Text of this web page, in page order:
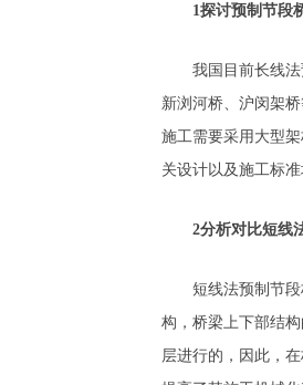
1探讨预制节段桥
我国目前长线法预
新浏河桥、沪闵架
施工需要采用大型
关设计以及施工标
2分析对比短线
短线法预制节段桥
构，桥梁上下部结
层进行的，因此，